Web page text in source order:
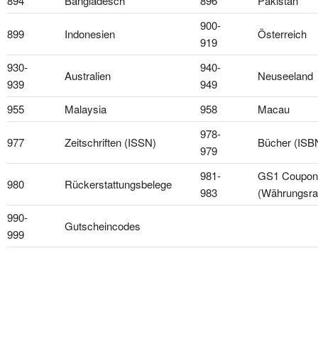
899 Indonesien
900-
919
Österreich
930-
939
Australien
940-
949
Neuseeland
955 Malaysia 958 Macau
977 Zeitschriften (ISSN)
978-
979
Bücher
980 Rückerstattungsbelege
981-
983
GS1
990-
999
Gutscheincodes